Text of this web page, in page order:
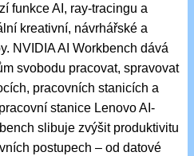
funkce AI, ray-tracingu a
kreativní, návrhářské a
NVIDIA AI Workbench dává
svobodu pracovat, spravovat
pracovních stanicích a
stanice Lenovo AI-
slibuje zvýšit produktivitu
postupech – od datové